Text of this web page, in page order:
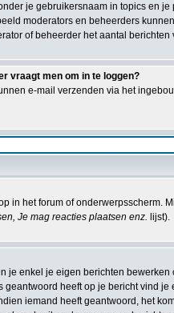
je gebruikersnaam in topics en
moderators en beheerders
of beheerder het aantal berichten
vraagt men om in te loggen?
e-mail verzenden via het
in het forum of
Je mag reacties plaatsen enz. lijst).
je enkel je eigen berichten
heeft op je bericht vind
iemand heeft geantwoord, het